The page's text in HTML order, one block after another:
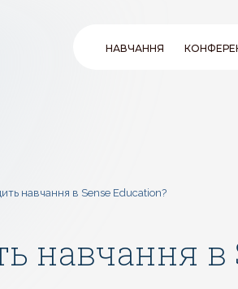
НАВЧАННЯ
навчання в Sense Education?
навчання в